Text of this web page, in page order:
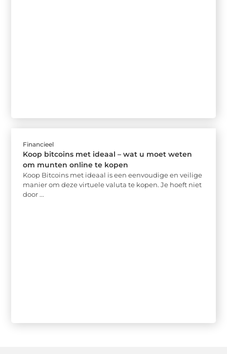
Financieel
Koop bitcoins met ideaal – wat u moet weten
om munten online te kopen
Koop Bitcoins met ideaal is een eenvoudige en veilige
manier om deze virtuele valuta te kopen. Je hoeft niet
door ...